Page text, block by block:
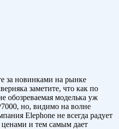
за новинками на рынке
заметите, что как по
обозреваемая моделька уж
но, видимо на волне
Elephone не всегда радует
и тем самым дает